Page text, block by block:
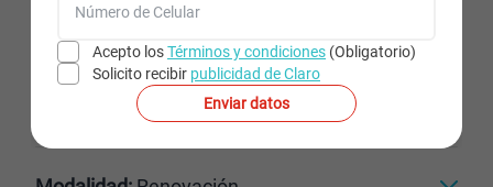
Color: Blanco
Negro
Capacidad:512GB
512GB
Acepto losTérminos y condiciones (Obligatorio)
Solicito recibir publicidad de Claro
Enviar datos